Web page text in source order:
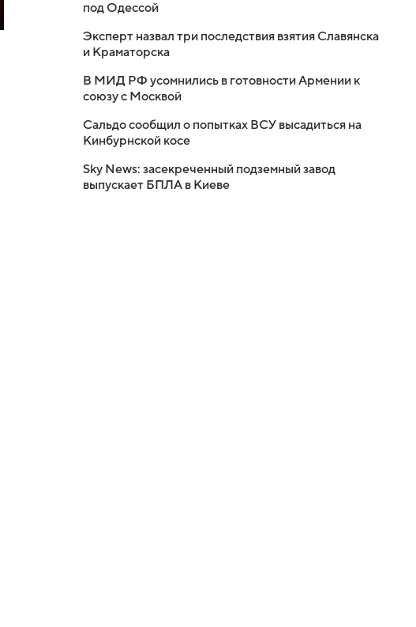
под Одессой
Эксперт назвал три последствия взятия Славянска
и Краматорска
В МИД РФ усомнились в готовности Армении к
союзу с Москвой
Сальдо сообщил о попытках ВСУ высадиться на
Кинбурнской косе
Sky News: засекреченный подземный завод
выпускает БПЛА в Киеве